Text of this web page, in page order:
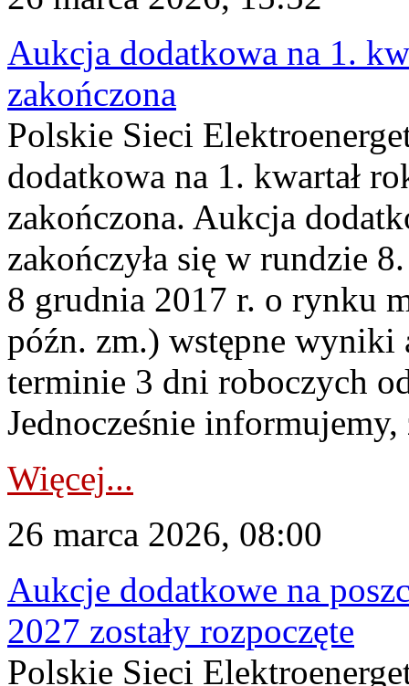
Aukcja dodatkowa na 1.
zakończona
Polskie Sieci
dodatkowa na 1. kwartał
zakończona. Aukcja
zakończyła się w rundzie
8 grudnia 2017 r. o rynku
późn. zm.) wstępne
terminie 3 dni roboczych
Jednocześnie informujemy,
Więcej...
26 marca 2026, 08:00
Aukcje dodatkowe na
2027 zostały rozpoczęte
Polskie Sieci